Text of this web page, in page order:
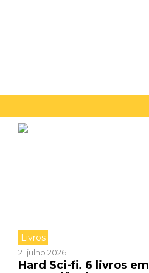
Livros
21 julho 2026
Hard Sci-fi. 6 livros em